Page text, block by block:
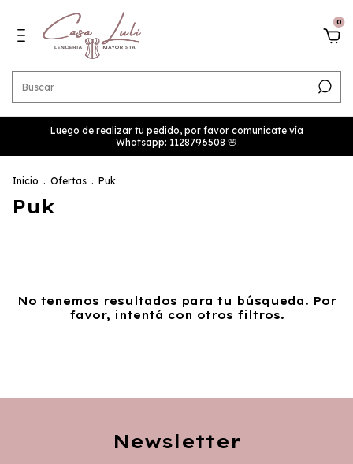
0
Luego de realizar tu pedido, por favor comunicate vía
Whatsapp: 1128796508 🌸
Inicio . Ofertas . Puk
Puk
No tenemos resultados para tu búsqueda. Por
favor, intentá con otros filtros.
Newsletter